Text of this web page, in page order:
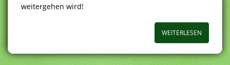
weitergehen wird!
WEITERLESEN